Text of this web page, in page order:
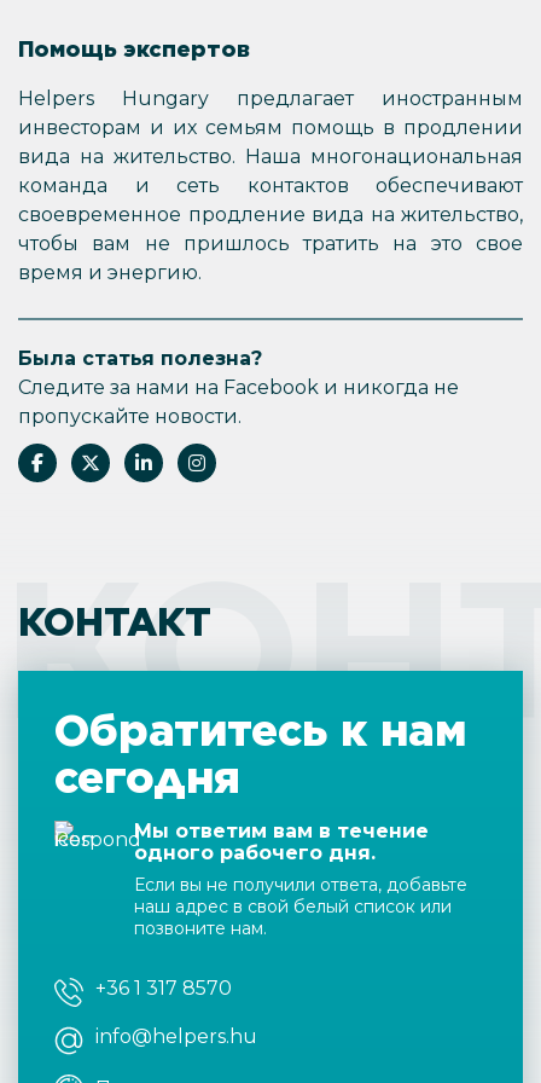
Помощь экспертов
Helpers Hungary предлагает иностранным
инвесторам и их семьям помощь в продлении
вида на жительство. Наша многонациональная
команда и сеть контактов обеспечивают
своевременное продление вида на жительство,
чтобы вам не пришлось тратить на это свое
время и энергию.
Была статья полезна?
Следите за нами на Facebook и никогда не
пропускайте новости.
КОНТАКТ
Обратитесь к нам
сегодня
Мы ответим вам в течение
одного рабочего дня.
Если вы не получили ответа, добавьте
наш адрес в свой белый список или
позвоните нам.
+36 1 317 8570
info@helpers.hu